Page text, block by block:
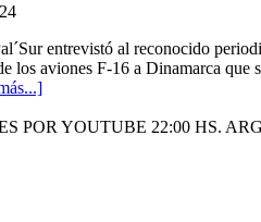
entrevistó al reconocido
los aviones F-16 a Dinamarca que
POR YOUTUBE 22:00 HS.